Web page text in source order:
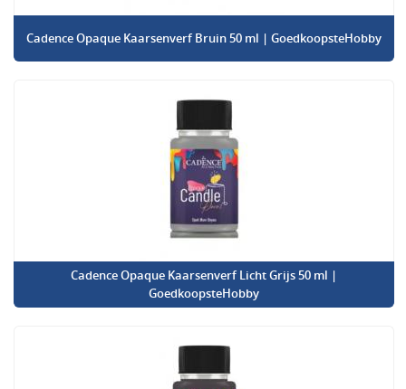
Cadence Opaque Kaarsenverf Bruin 50 ml | GoedkoopsteHobby
Cadence Opaque Kaarsenverf Licht Grijs 50 ml |
GoedkoopsteHobby